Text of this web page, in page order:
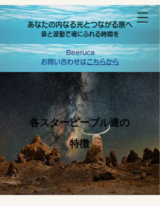
あなたの内なる光とつながる旅へ
音と波動で魂にふれる時間を
Beeruca
お問い合わせはこちらから
各スターピープル達の
特徴